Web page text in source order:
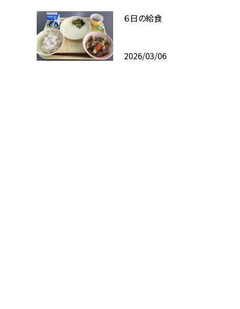
６日の給食
2026/03/06